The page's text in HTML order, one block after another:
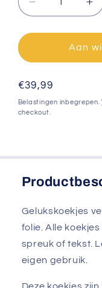
Aantal
verlagen
voor
Fortune
cookies
en
zilver
-
Aan
Normale
prijs
€39,99
Belastingen inbegrepen.
checkout.
Gelukskoekjes
folie. Alle
spreuk of tekst.
eigen gebruik.